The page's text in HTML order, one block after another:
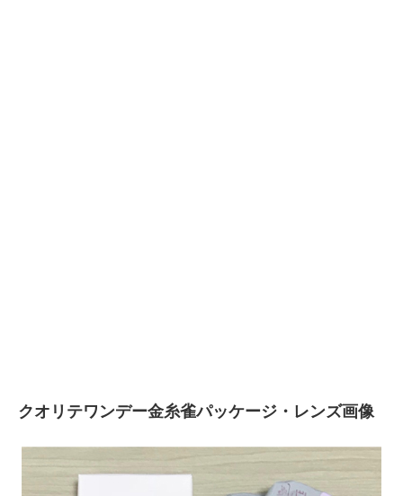
クオリテワンデー金糸雀パッケージ・レンズ画像